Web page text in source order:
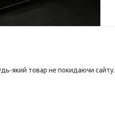
який товар не покидаючи сайту.